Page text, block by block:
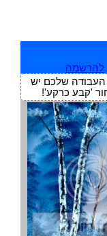
להרשמה
העבודה שלכם יש
'קבע כרקע'!